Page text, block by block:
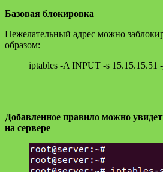
Базовая блокировка
Нежелательный адрес можно
образом:
iptables -A INPUT -s 15.15.15.51
Добавленное правило можно
на сервере